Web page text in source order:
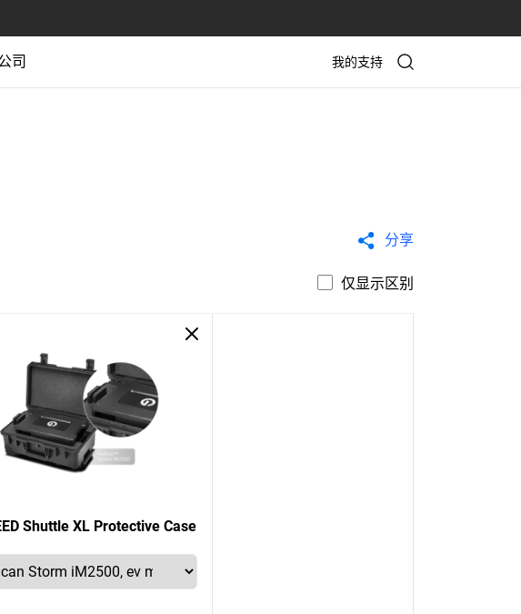
司 我的支持
分享
仅显示区别
Shuttle XL Protective Case